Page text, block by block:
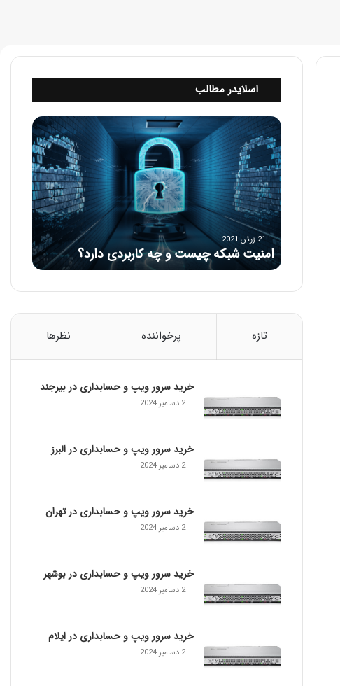
اسلایدر مطالب
ا
م
ن
ی
ت
ش
ب
ه
چ
ی
و
ک
ب
ر
د
ا
؟
21 ژوئن 2021
امنیت شبکه چیست و چه کاربردی دارد؟
تازه پرخواننده نظرها
خرید سرور ویپ و حسابداری در بیرجند
2 دسامبر 2024
خرید سرور ویپ و حسابداری در البرز
2 دسامبر 2024
خرید سرور ویپ و حسابداری در تهران
2 دسامبر 2024
خرید سرور ویپ و حسابداری در بوشهر
2 دسامبر 2024
خرید سرور ویپ و حسابداری در ایلام
2 دسامبر 2024